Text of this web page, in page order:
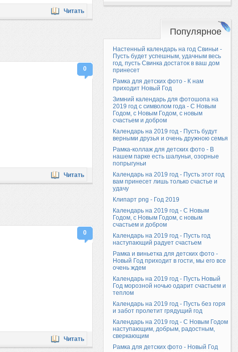
Читать
0
Читать
0
Читать
Популярное
Настенный календарь на год Свиньи -
Пусть будет успешным, удачным весь
год, пусть Свинка достаток в ваш дом
принесет
Рамка для детских фото - К нам
приходит Новый Год
Зимний календарь для фотошопа на
2019 год с символом года - С Новым
Годом, с Новым Годом, с новым
счастьем и добром
Календарь на 2019 год - Пусть будут
верными друзья и очень дружною семья
Рамка-коллаж для детских фото - В
нашем парке есть шалуньи, озорные
попрыгуньи
Календарь на 2019 год - Пусть этот год
вам принесет лишь только счастье и
удачу
Клипарт png - Год 2019
Календарь на 2019 год - С Новым
Годом, с Новым Годом, с новым
счастьем и добром
Календарь на 2019 год - Пусть год
наступающий радует счастьем
Рамка и виньетка для детских фото -
Новый Год приходит в гости, мы его все
очень ждем
Календарь на 2019 год - Пусть Новый
Год морозной ночью одарит счастьем и
теплом
Календарь на 2019 год - Пусть без горя
и забот пролетит грядущий год
Календарь на 2019 год - С Новым Годом
наступающим, добрым, радостным,
сверкающим
Рамка для детских фото - Новый Год